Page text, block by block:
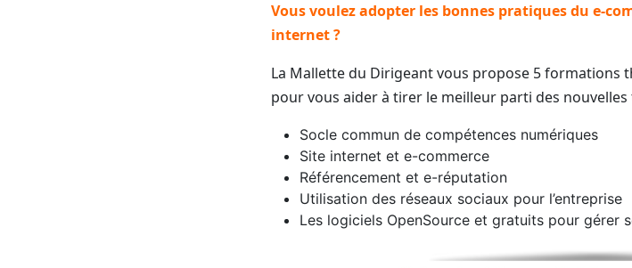
Vous voulez adopter les bonnes pratiques du e-
internet ?
La Mallette du Dirigeant vous propose 5 formations
pour vous aider à tirer le meilleur parti des
Socle commun de compétences numériques
Site internet et e-commerce
Référencement et e-réputation
Utilisation des réseaux sociaux pour l’entreprise
Les logiciels OpenSource et gratuits pour gérer